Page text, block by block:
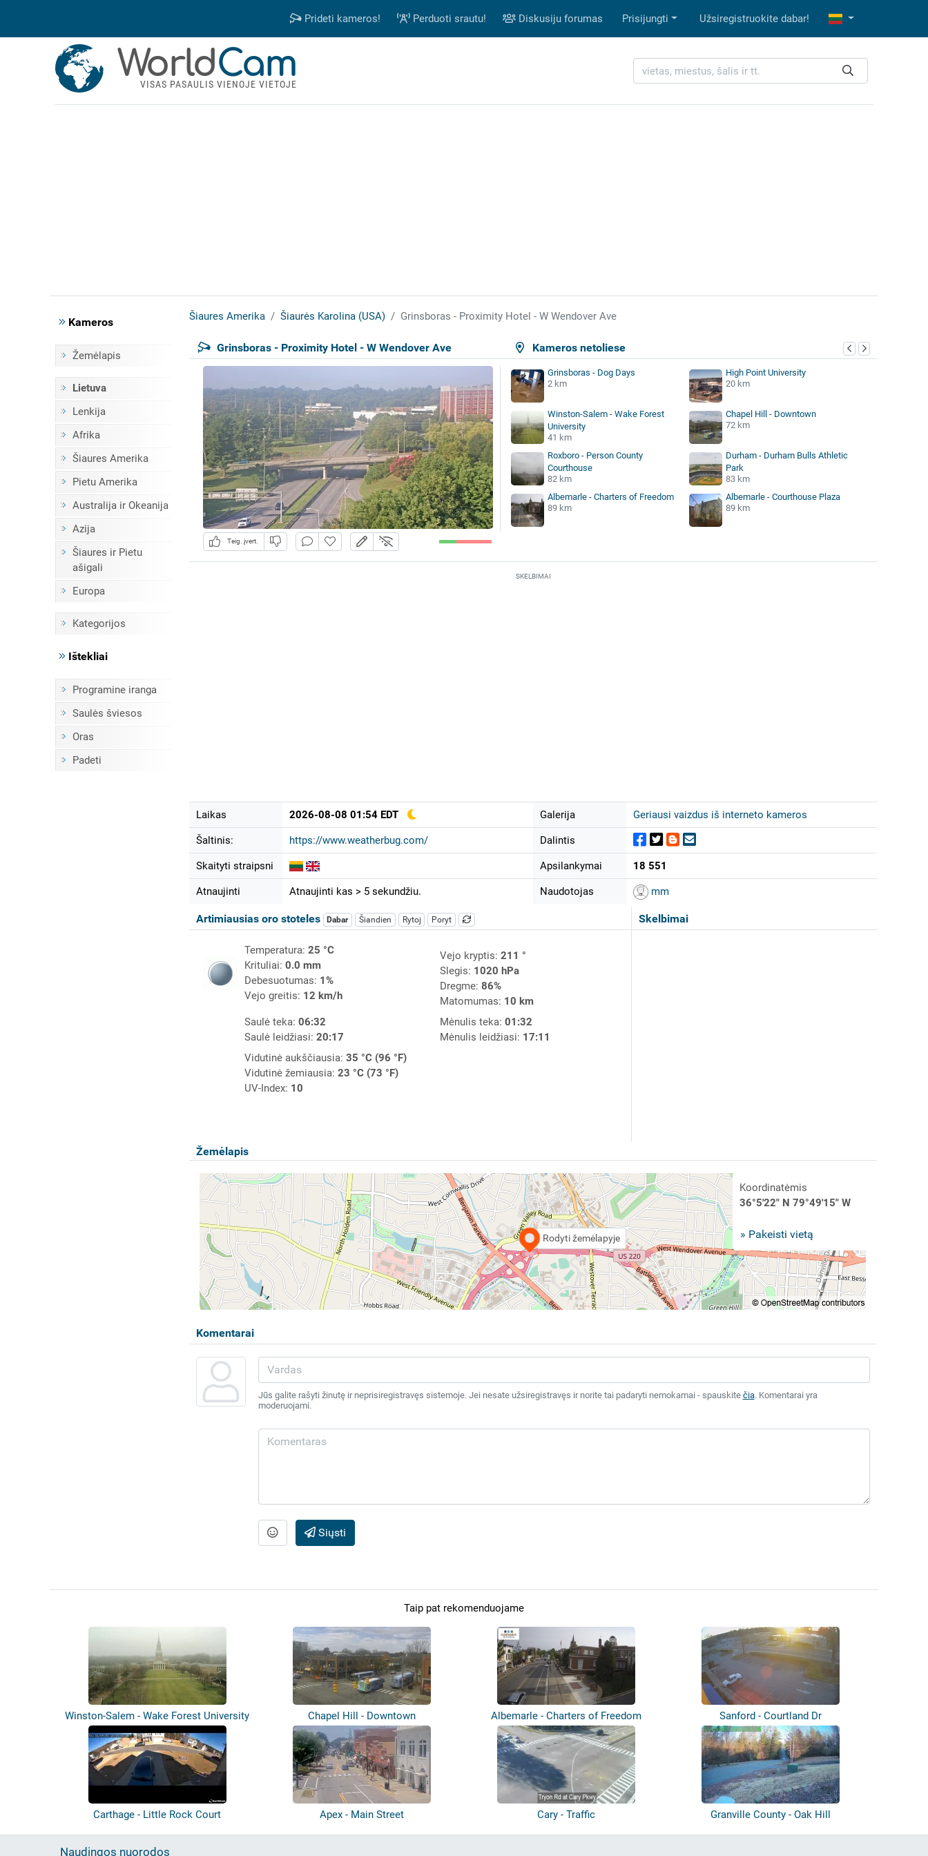
Prideti kameros! Perduoti srautu! Diskusiju forumas Prisijungti Užsiregistruokite dabar!
WorldCam
VISAS PASAULIS VIENOJE VIETOJE
Kameros
Žemėlapis
Lietuva
Lenkija
Afrika
Šiaures Amerika
Pietu Amerika
Australija ir Okeanija
Azija
Šiaures ir Pietu
ašigali
Europa
Kategorijos
Ištekliai
Programine iranga
Saulės šviesos
Oras
Padeti
Šiaures Amerika Šiaurės Karolina (USA) Grinsboras - Proximity Hotel - W Wendover Ave
Kameros netoliese
Grinsboras - Proximity Hotel - W Wendover Ave
Teig. įvert.
Grinsboras - Dog Days
2 km
High Point University
20 km
Winston-Salem - Wake Forest
University
41 km
Chapel Hill - Downtown
72 km
Roxboro - Person County
Courthouse
82 km
Durham - Durham Bulls Athletic
Park
83 km
Albemarle - Charters of Freedom
89 km
Albemarle - Courthouse Plaza
89 km
SKELBIMAI
Laikas 2026-08-08 01:54 EDT
Šaltinis: https://www.weatherbug.com/
Skaityti straipsni
Atnaujinti Atnaujinti kas > 5 sekundžiu.
Galerija Geriausi vaizdus iš interneto kameros
Dalintis
Apsilankymai 18 551
Naudotojas mm
Skelbimai
Artimiausias oro stoteles Dabar Šiandien Rytoj Poryt
Temperatura: 25 °C
Krituliai: 0.0 mm
Debesuotumas: 1%
Vejo greitis: 12 km/h
Vejo kryptis: 211 °
Slegis: 1020 hPa
Dregme: 86%
Matomumas: 10 km
Saulė teka: 06:32
Saulė leidžiasi: 20:17
Mėnulis teka: 01:32
Mėnulis leidžiasi: 17:11
Vidutinė aukščiausia: 35 °C (96 °F)
Vidutinė žemiausia: 23 °C (73 °F)
UV-Index: 10
Žemėlapis
Rodyti žemėlapyje
Koordinatėmis
36°5'22" N 79°49'15" W
» Pakeisti vietą
Komentarai
Jūs galite rašyti žinutę ir neprisiregistravęs sistemoje. Jei nesate užsiregistravęs ir norite tai padaryti nemokamai - spauskite čia. Komentarai yra
moderuojami.
Siųsti
Taip pat rekomenduojame
Winston-Salem - Wake Forest University Chapel Hill - Downtown Albemarle - Charters of Freedom Sanford - Courtland Dr
Carthage - Little Rock Court Apex - Main Street Cary - Traffic Granville County - Oak Hill
Naudingos nuorodos